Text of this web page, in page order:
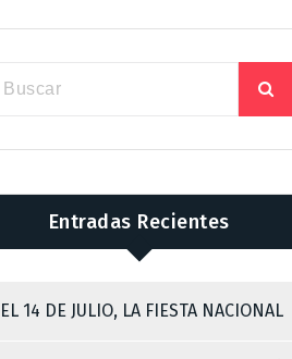
Entradas Recientes
EL 14 DE JULIO, LA FIESTA NACIONAL